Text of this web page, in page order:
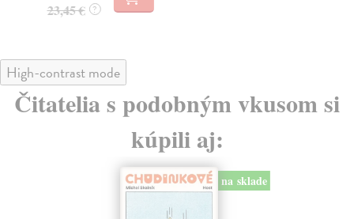
23,45 € ?
High-contrast mode
Čitatelia s podobným vkusom si
kúpili aj:
na sklade